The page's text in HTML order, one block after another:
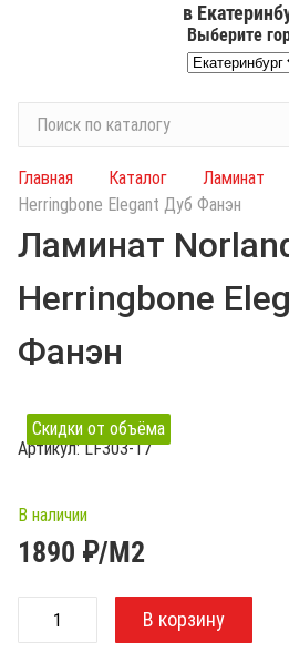
и
с
п
к
т
г
в
Выберите
Главная Каталог Ламинат
Herringbone Elegant Дуб Фанэн
Ламинат
Herringbone
Фанэн
Скидки от объёма
Артикул:LF303-17
В наличии
1890 ₽/М2